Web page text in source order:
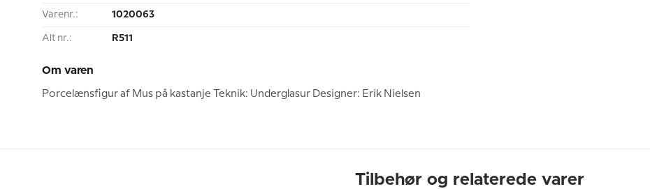
Varenr.: 1020063
Alt nr.: R511
Om varen
Porcelænsfigur af Mus på kastanje Teknik: Underglasur Designer: Erik Nielsen
Tilbehør og relaterede varer